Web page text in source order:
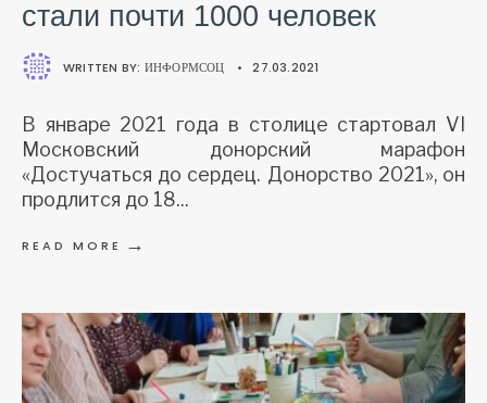
стали почти 1000 человек
WRITTEN BY: ИНФОРМСОЦ • 27.03.2021
В январе 2021 года в столице стартовал VI
Московский донорский марафон
«Достучаться до сердец. Донорство 2021», он
продлится до 18...
READ MORE →